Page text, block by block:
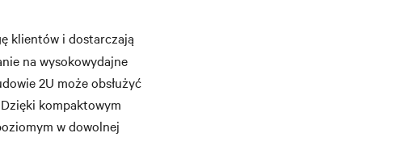
klientów i dostarczają
na wysokowydajne
2U może obsłużyć
kompaktowym
w dowolnej